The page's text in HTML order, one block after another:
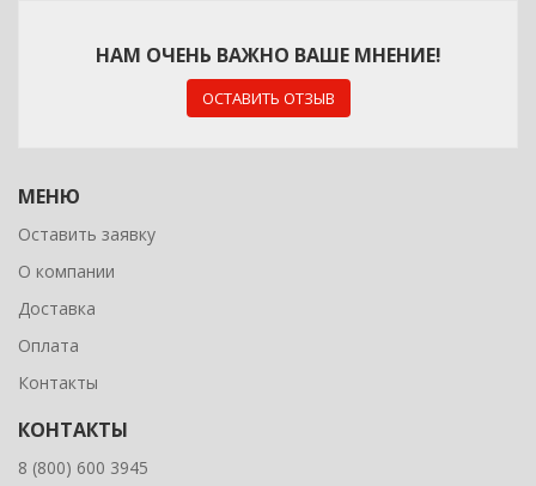
НАМ ОЧЕНЬ ВАЖНО ВАШЕ МНЕНИЕ!
ОСТАВИТЬ ОТЗЫВ
МЕНЮ
Оставить заявку
О компании
Доставка
Оплата
Контакты
КОНТАКТЫ
8 (800) 600 3945